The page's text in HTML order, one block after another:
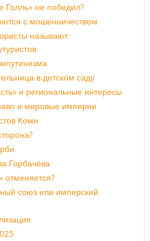
Голль» не победил?
с мошенничеством
называют
в детском саду
и региональные интересы
и мировые империи
Коми
Горбачёва
отменяется?
союз или имперский